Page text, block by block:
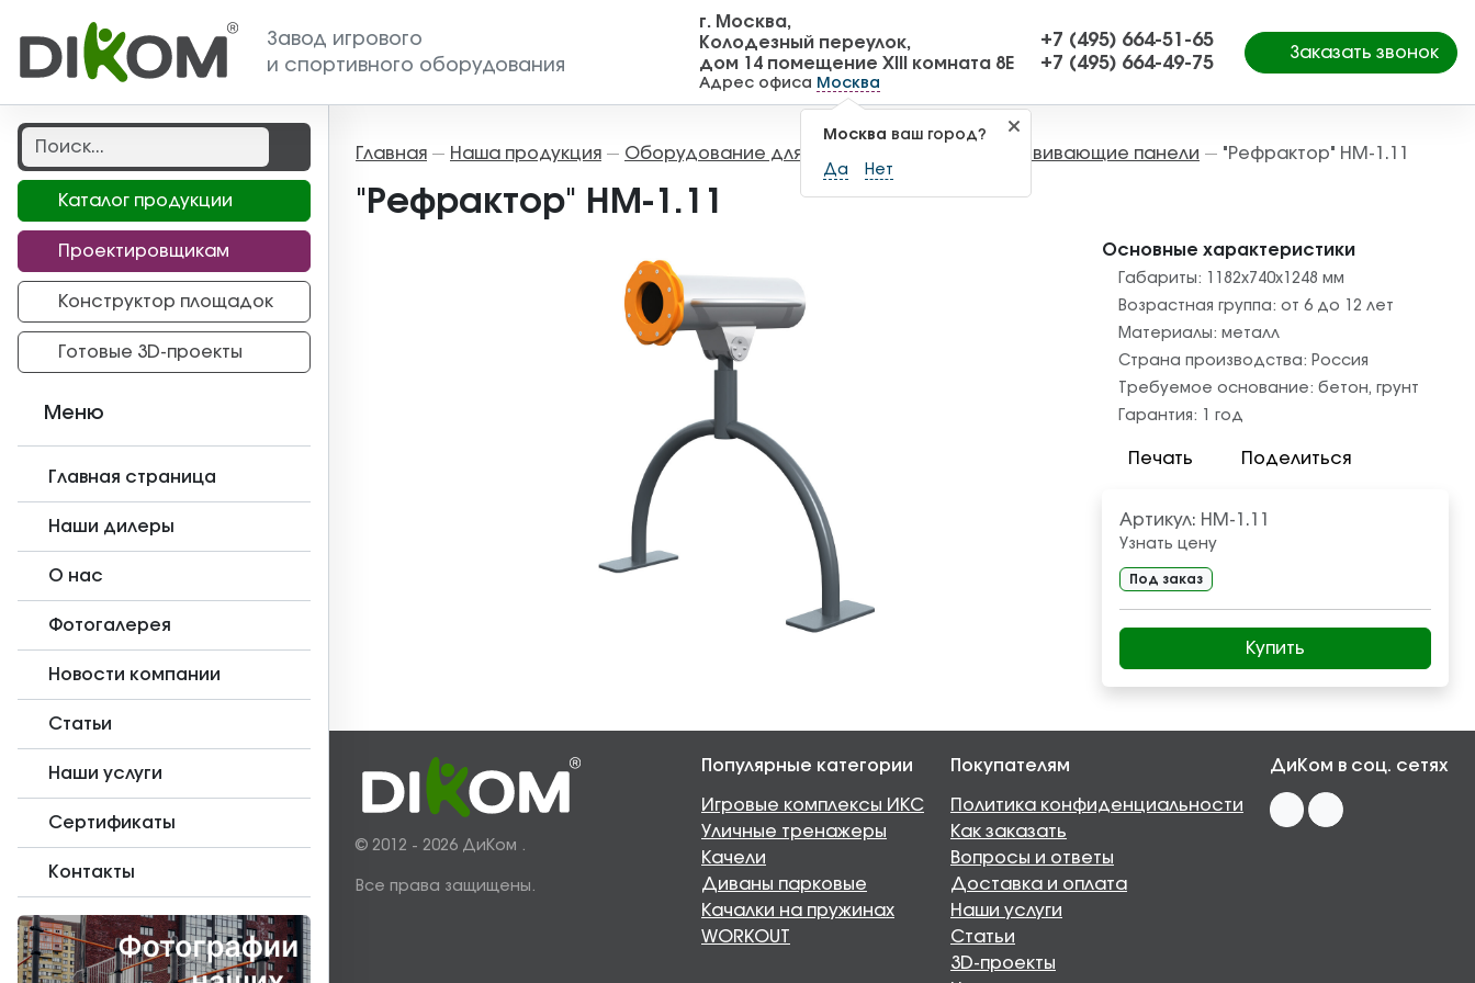
Завод игрового
и спортивного оборудования
г. Москва,
Колодезный переулок,
дом 14 помещение XIII комната 8Е
Адрес офиса Москва
Москва ваш город?
Да Нет
+7 (495) 664-51-65
+7 (495) 664-49-75
Заказать звонок
Каталог продукции
Проектировщикам
Конструктор площадок
Готовые 3D-проекты
Меню
Главная страница
Наши дилеры
О нас
Фотогалерея
Новости компании
Статьи
Наши услуги
Сертификаты
Контакты
Главная — Наша продукция — Оборудование для детских площадок Развивающие панели — "Рефрактор" НМ-1.11
"Рефрактор" НМ-1.11
Основные характеристики
Габариты: 1182х740х1248 мм
Возрастная группа: от 6 до 12 лет
Материалы: металл
Страна производства: Россия
Требуемое основание: бетон, грунт
Гарантия:
1 год
Печать Поделиться
Артикул: НМ-1.11
Узнать цену
Под заказ
Купить
© 2012 - 2026 ДиКом .
Все права защищены.
Популярные категории
Игровые комплексы ИКС
Уличные тренажеры
Качели
Диваны парковые
Качалки на пружинах
WORKOUT
Покупателям
Политика конфиденциальности
Как заказать
Вопросы и ответы
Доставка и оплата
Наши услуги
Статьи
3D-проекты
ДиКом в соц. сетях